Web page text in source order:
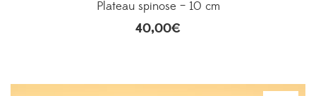
Plateau spinose – 10 cm
40,00€